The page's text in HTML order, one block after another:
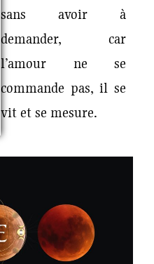
sans avoir à
demander, car
l’amour ne se
commande pas, il se
vit et se mesure.